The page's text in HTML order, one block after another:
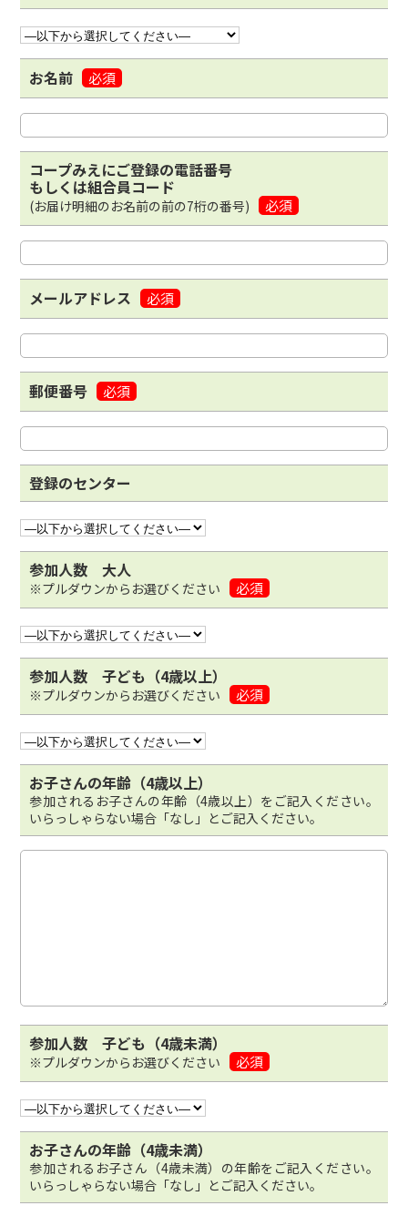
お名前 必須
コープみえにご登録の電話番号
もしくは組合員コード
(お届け明細のお名前の前の7桁の番号) 必須
メールアドレス 必須
郵便番号 必須
登録のセンター
参加人数 大人
※プルダウンからお選びください 必須
参加人数 子ども（4歳以上）
※プルダウンからお選びください 必須
お子さんの年齢（4歳以上）
参加されるお子さんの年齢（4歳以上）をご記入ください。
いらっしゃらない場合「なし」とご記入ください。
参加人数 子ども（4歳未満）
※プルダウンからお選びください 必須
お子さんの年齢（4歳未満）
参加されるお子さん（4歳未満）の年齢をご記入ください。
いらっしゃらない場合「なし」とご記入ください。